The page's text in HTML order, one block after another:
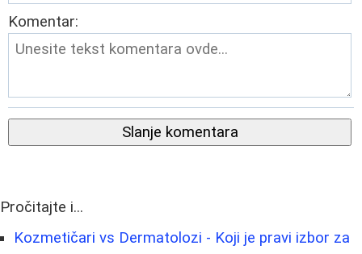
Komentar:
Slanje komentara
Pročitajte i...
Kozmetičari vs Dermatolozi - Koji je pravi izbor za